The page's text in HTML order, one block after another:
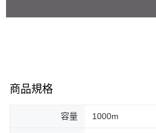
商品規格
容量 1000m